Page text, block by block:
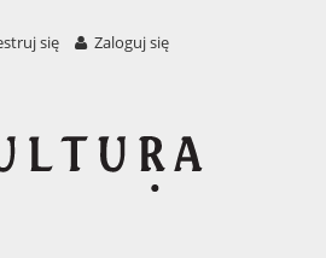
się Zaloguj się